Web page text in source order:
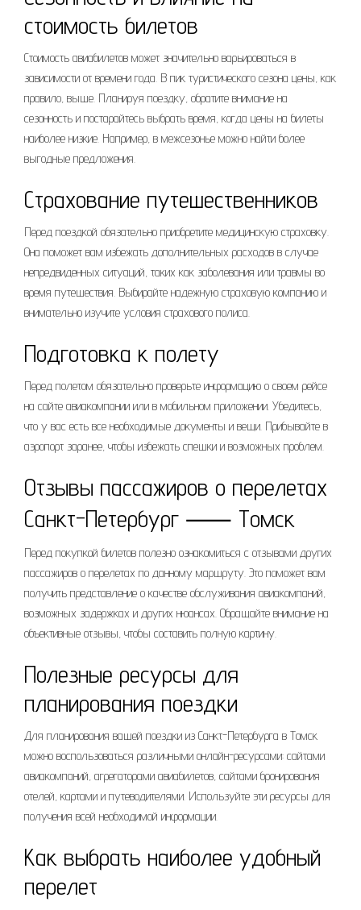
стоимость билетов
Стоимость авиабилетов может значительно варьироваться в
зависимости от времени года. В пик туристического сезона цены, как
правило, выше. Планируя поездку, обратите внимание на
сезонность и постарайтесь выбрать время, когда цены на билеты
наиболее низкие. Например, в межсезонье можно найти более
выгодные предложения.
Страхование путешественников
Перед поездкой обязательно приобретите медицинскую страховку.
Она поможет вам избежать дополнительных расходов в случае
непредвиденных ситуаций, таких как заболевания или травмы во
время путешествия. Выбирайте надежную страховую компанию и
внимательно изучите условия страхового полиса.
Подготовка к полету
Перед полетом обязательно проверьте информацию о своем рейсе
на сайте авиакомпании или в мобильном приложении. Убедитесь,
что у вас есть все необходимые документы и вещи. Прибывайте в
аэропорт заранее, чтобы избежать спешки и возможных проблем.
Отзывы пассажиров о перелетах
Санкт-Петербург ⸺ Томск
Перед покупкой билетов полезно ознакомиться с отзывами других
пассажиров о перелетах по данному маршруту. Это поможет вам
получить представление о качестве обслуживания авиакомпаний,
возможных задержках и других нюансах. Обращайте внимание на
объективные отзывы, чтобы составить полную картину.
Полезные ресурсы для
планирования поездки
Для планирования вашей поездки из Санкт-Петербурга в Томск
можно воспользоваться различными онлайн-ресурсами: сайтами
авиакомпаний, агрегаторами авиабилетов, сайтами бронирования
отелей, картами и путеводителями. Используйте эти ресурсы для
получения всей необходимой информации.
Как выбрать наиболее удобный
перелет